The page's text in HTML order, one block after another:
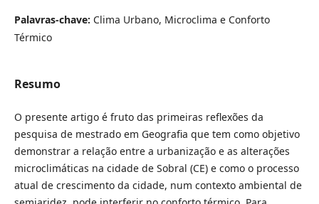
Palavras-chave: Clima Urbano, Microclima e Conforto
Térmico
Resumo
O presente artigo é fruto das primeiras reflexões da
pesquisa de mestrado em Geografia que tem como objetivo
demonstrar a relação entre a urbanização e as alterações
microclimáticas na cidade de Sobral (CE) e como o processo
atual de crescimento da cidade, num contexto ambiental de